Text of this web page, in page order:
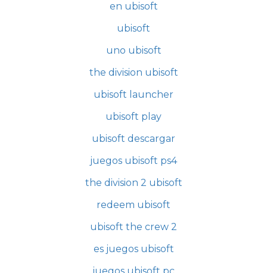
en ubisoft
ubisoft
uno ubisoft
the division ubisoft
ubisoft launcher
ubisoft play
ubisoft descargar
juegos ubisoft ps4
the division 2 ubisoft
redeem ubisoft
ubisoft the crew 2
es juegos ubisoft